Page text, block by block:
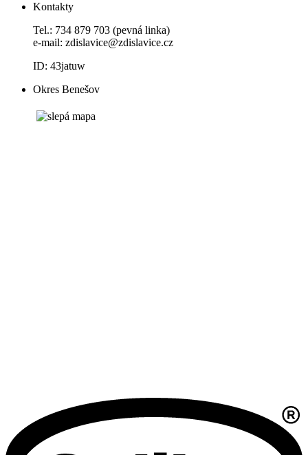
Kontakty
Tel.: 734 879 703 (pevná linka)
e-mail: zdislavice@zdislavice.cz
ID: 43jatuw
Okres Benešov